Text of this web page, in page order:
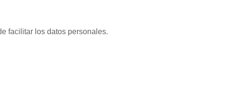
facilitar los datos personales.